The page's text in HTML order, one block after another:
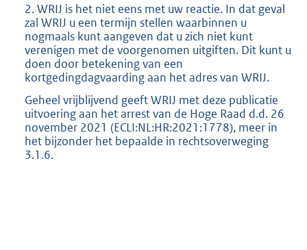
2. WRIJ is het niet eens met uw reactie. In dat geval
zal WRIJ u een termijn stellen waarbinnen u
nogmaals kunt aangeven dat u zich niet kunt
verenigen met de voorgenomen uitgiften. Dit kunt u
doen door betekening van een
kortgedingdagvaarding aan het adres van WRIJ.
Geheel vrijblijvend geeft WRIJ met deze publicatie
uitvoering aan het arrest van de Hoge Raad d.d. 26
november 2021 (ECLI:NL:HR:2021:1778), meer in
het bijzonder het bepaalde in rechtsoverweging
3.1.6.